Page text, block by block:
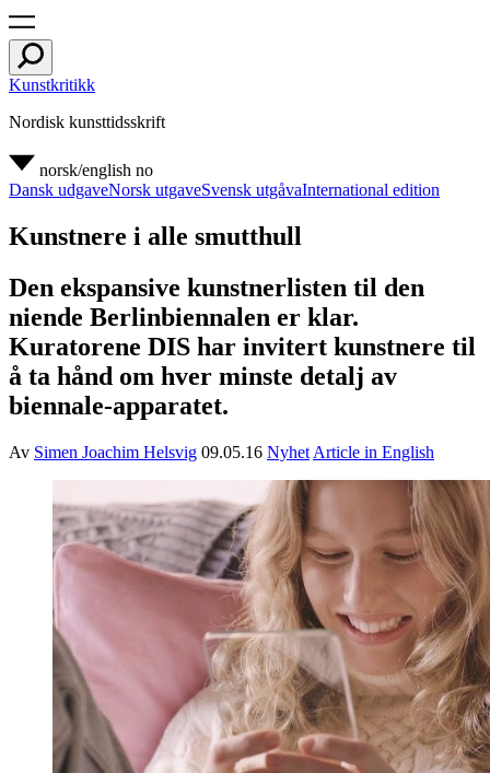
Kunstkritikk
Nordisk kunsttidsskrift
norsk/english no
Dansk udgaveNorsk utgaveSvensk utgåvaInternational edition
Kunstnere i alle smutthull
Den ekspansive kunstnerlisten til den
niende Berlinbiennalen er klar.
Kuratorene DIS har invitert kunstnere til
å ta hånd om hver minste detalj av
biennale-apparatet.
Av Simen Joachim Helsvig 09.05.16 Nyhet Article in English